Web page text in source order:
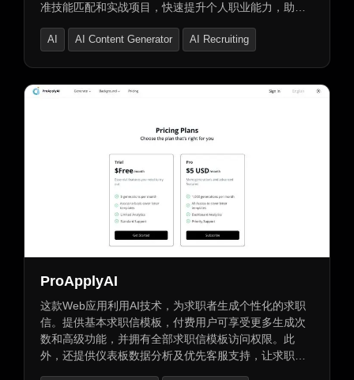
准技能匹配和实战项目，快速提升个人职业能力，助力
AI AI Content Generator AI Recruiting
ProApplyAI
这款Web应用利用AI技术，为求职者生成个性化的求职
信。提供基本求职信模板，付费用户可享受更多生成次
数和高级功能，并拥有全部求职信模板访问权限。此
外，还提供仪表板数据分析及优先客服支持，让求职过